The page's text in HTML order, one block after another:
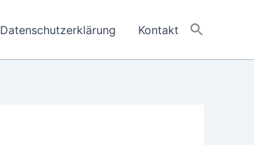
Datenschutzerklärung Kontakt